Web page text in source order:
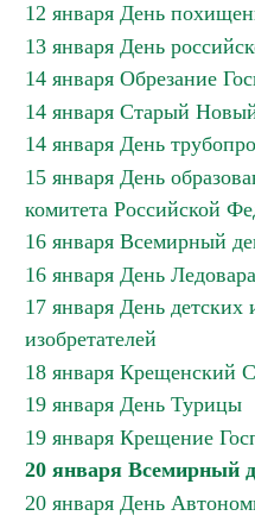
12 января День
13 января День
14 января Обрезание
14 января Старый
14 января День
15 января День
комитета Российской
16 января Всемирный
16 января День Ледовара
17 января День детских
изобретателей
18 января Крещенский
19 января День Турицы
19 января Крещение
20 января Всемирный
20 января День